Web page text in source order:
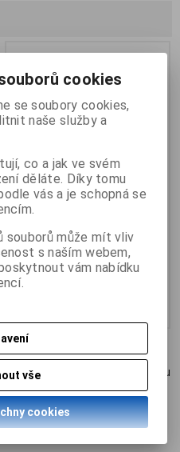
View pro Huawei P30 Lite
černé + sklo na displej
59 Kč
povinen vystavit
zaevidovat přijatou tržbu u
výpadku pak
Šárka Maříková,
- All rights reserved
cookies
se soubory cookies,
naše služby a
co a jak ve svém
děláte. Díky tomu
vás a je schopná se
souborů může mít vliv
s naším webem,
vám nabídku
vše
cookies